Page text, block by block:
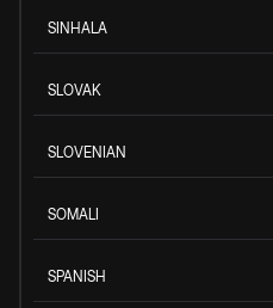
SINHALA
SLOVAK
SLOVENIAN
SOMALI
SPANISH